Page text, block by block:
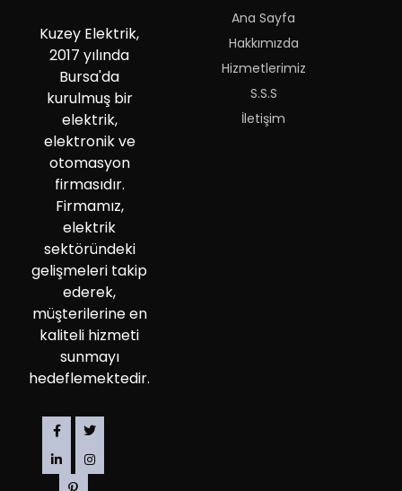
Kuzey Elektrik,
2017 yılında
Bursa'da
kurulmuş bir
elektrik,
elektronik ve
otomasyon
firmasıdır.
Firmamız,
elektrik
sektöründeki
gelişmeleri takip
ederek,
müşterilerine en
kaliteli hizmeti
sunmayı
hedeflemektedir.
Ana Sayfa
Hakkımızda
Hizmetlerimiz
S.S.S
İletişim